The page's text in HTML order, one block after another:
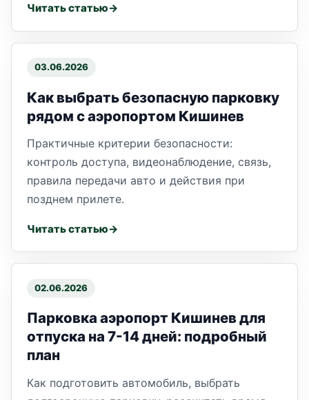
Читать статью
03.06.2026
Как выбрать безопасную парковку
рядом с аэропортом Кишинев
Практичные критерии безопасности:
контроль доступа, видеонаблюдение, связь,
правила передачи авто и действия при
позднем прилете.
Читать статью
02.06.2026
Парковка аэропорт Кишинев для
отпуска на 7-14 дней: подробный
план
Как подготовить автомобиль, выбрать